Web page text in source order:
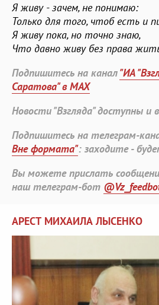
Я живу - зачем, не понимаю:
Только для того, чтоб есть и
Я живу пока, но точно знаю,
Что давно живу без права
Подпишитесь на канал"ИА
Саратова" в MAX
Новости "Взгляда" доступны и
Подпишитесь на телеграм-
Вне формата": заходите -
Вы можете прислать
наш телеграм-бот
АРЕСТ МИХАИЛА ЛЫСЕНКО